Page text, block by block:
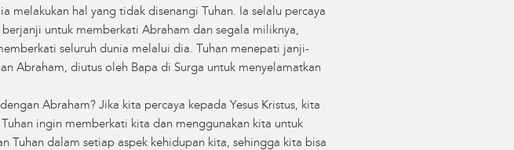
melakukan hal yang tidak disenangi Tuhan. Ia selalu percaya
untuk memberkati Abraham dan segala miliknya,
seluruh dunia melalui dia. Tuhan menepati janji-
Abraham, diutus oleh Bapa di Surga untuk menyelamatkan
Abraham? Jika kita percaya kepada Yesus Kristus, kita
ingin memberkati kita dan menggunakan kita untuk
Tuhan dalam setiap aspek kehidupan kita, sehingga kita bisa